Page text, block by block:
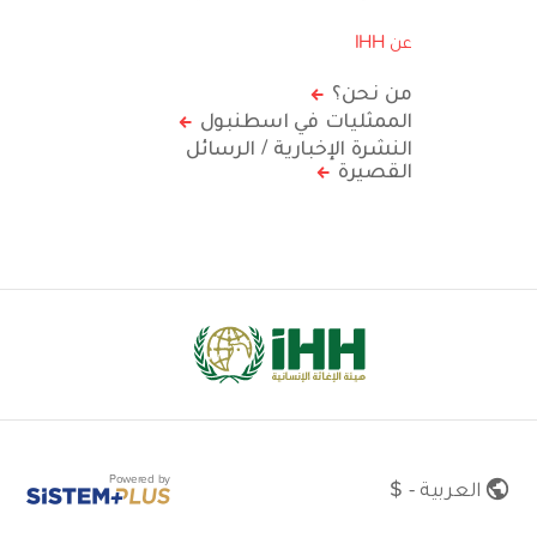
عن IHH
من نحن؟
الممثليات في اسطنبول
النشرة الإخبارية / الرسائل
القصيرة
العربية - $ Powered by